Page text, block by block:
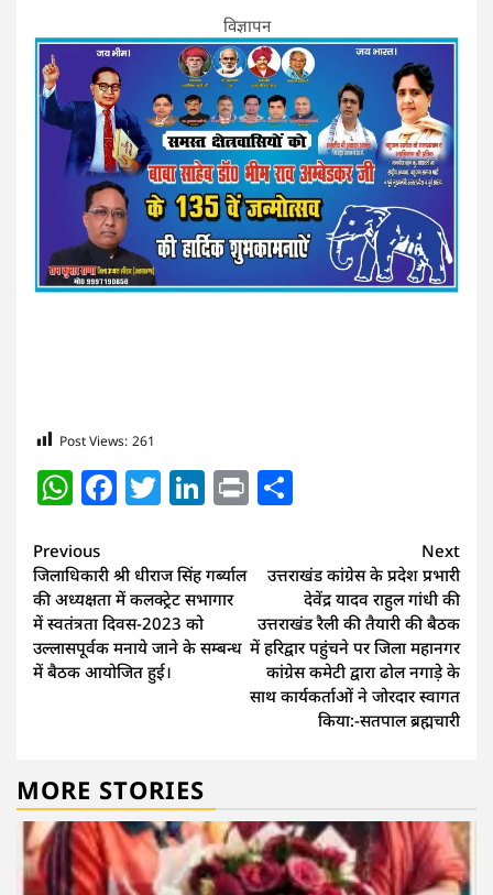
विज्ञापन
Post Views: 261
WhatsApp
Facebook
Twitter
LinkedIn
Print
Continue
Reading
Previous
जिलाधिकारी श्री धीराज सिंह गर्ब्याल
की अध्यक्षता में कलक्ट्रेट सभागार
में स्वतंत्रता दिवस-2023 को
उल्लासपूर्वक मनाये जाने के सम्बन्ध
में बैठक आयोजित हुई।
Next
उत्तराखंड कांग्रेस के प्रदेश प्रभारी
देवेंद्र यादव राहुल गांधी की
उत्तराखंड रैली की तैयारी की बैठक
में हरिद्वार पहुंचने पर जिला महानगर
कांग्रेस कमेटी द्वारा ढोल नगाड़े के
साथ कार्यकर्ताओं ने जोरदार स्वागत
किया:-सतपाल ब्रह्मचारी
MORE STORIES